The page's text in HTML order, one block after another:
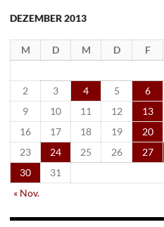
DEZEMBER 2013
M D M D F
2
3 4 5 6
9
10 11 12 13
16
17 18 19 20
23
24 25 26 27
30
31
« Nov.